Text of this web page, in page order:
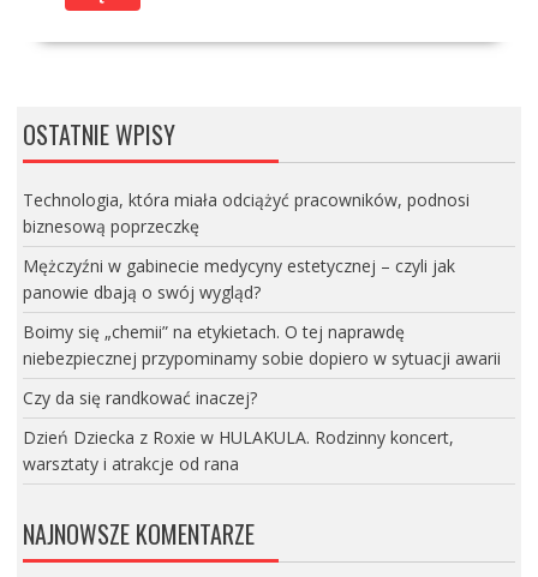
OSTATNIE WPISY
Technologia, która miała odciążyć pracowników, podnosi
biznesową poprzeczkę
Mężczyźni w gabinecie medycyny estetycznej – czyli jak
panowie dbają o swój wygląd?
Boimy się „chemii” na etykietach. O tej naprawdę
niebezpiecznej przypominamy sobie dopiero w sytuacji awarii
Czy da się randkować inaczej?
Dzień Dziecka z Roxie w HULAKULA. Rodzinny koncert,
warsztaty i atrakcje od rana
NAJNOWSZE KOMENTARZE